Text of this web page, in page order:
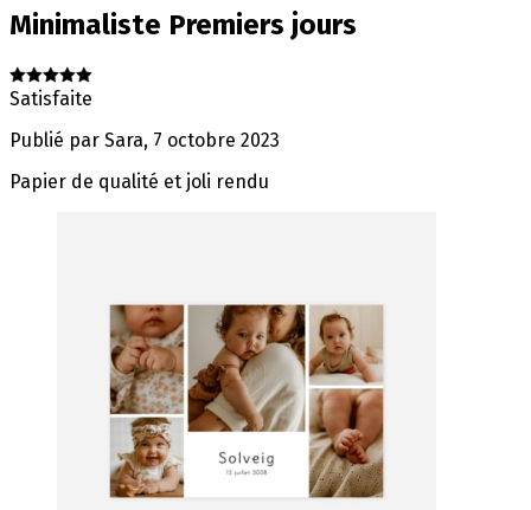
Minimaliste Premiers jours
Satisfaite
Publié par Sara, 7 octobre 2023
Papier de qualité et joli rendu